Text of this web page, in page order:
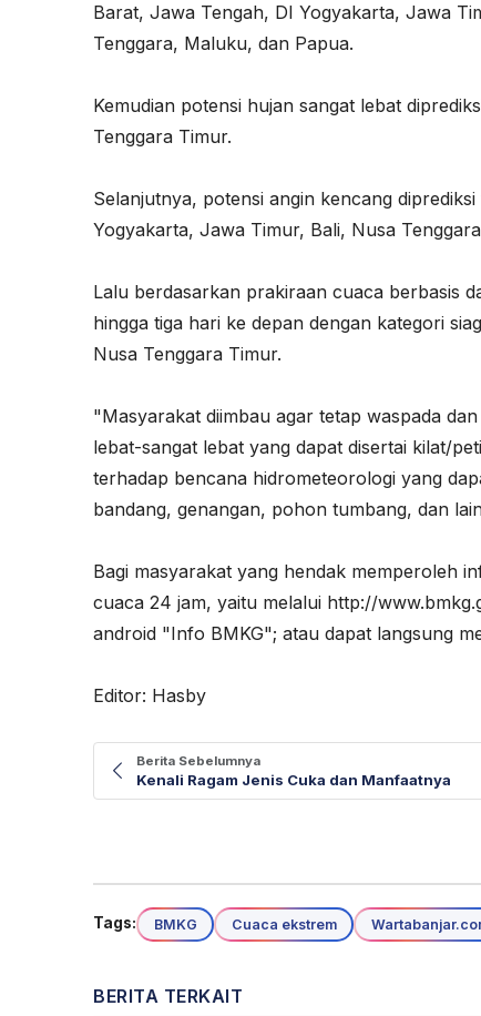
Barat, Jawa Tengah, DI Yogyakarta, Jawa
Tenggara, Maluku, dan Papua.
Kemudian potensi hujan sangat lebat
Tenggara Timur.
Selanjutnya, potensi angin kencang
Yogyakarta, Jawa Timur, Bali, Nusa
Lalu berdasarkan prakiraan cuaca berbasis
hingga tiga hari ke depan dengan kategori
Nusa Tenggara Timur.
"Masyarakat diimbau agar tetap waspada
lebat-sangat lebat yang dapat disertai kilat/
terhadap bencana hidrometeorologi yang
bandang, genangan, pohon tumbang, dan
Bagi masyarakat yang hendak memperoleh
cuaca 24 jam, yaitu melalui http://
android "Info BMKG"; atau dapat langsung
Editor: Hasby
Berita Sebelumnya
Kenali Ragam Jenis Cuka dan Manfaatnya
Tags: BMKG Cuaca ekstrem
BERITA TERKAIT